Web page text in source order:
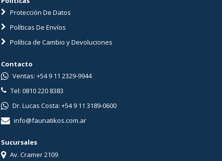
Protección De Datos
Políticas De Envíos
Política de Cambio y Devoluciones
Contacto
Ventas: +54 9 11 2329-9944
Tel: 0810 220 8383
Dr. Lucas Costa: +54 9 11 3189-0600
info@faunatikos.com.ar
Sucursales
Av. Cramer 2109